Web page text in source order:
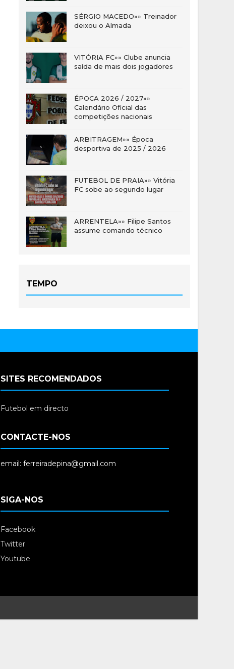
SÉRGIO MACEDO»» Treinador
deixou o Almada
VITÓRIA FC»» Clube anuncia
saída de mais dois jogadores
ÉPOCA 2026 / 2027»»
Calendário Oficial das
competições nacionais
ARBITRAGEM»» Época
desportiva de 2025 / 2026
FUTEBOL DE PRAIA»» Vitória
FC sobe ao segundo lugar
ARRENTELA»» Filipe Santos
assume comando técnico
TEMPO
SITES RECOMENDADOS
Futebol em directo
CONTACTE-NOS
email: ferreiradepina@gmail.com
SIGA-NOS
Facebook
Twitter
Youtube